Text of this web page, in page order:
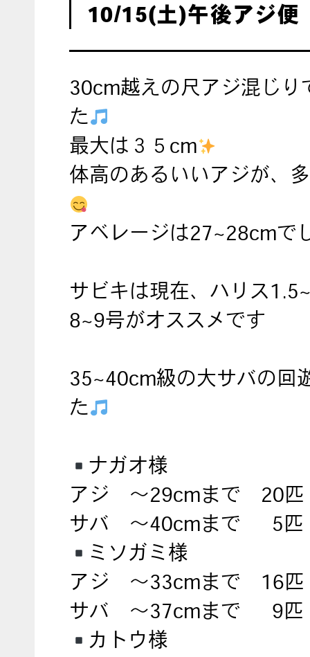
10/15(土)午後アジ便
30cm越えの尺アジ混じり
た
最大は３５cm
体高のあるいいアジが、
アベレージは27~28cmで
サビキは現在、ハリス
8~9号がオススメです
35~40cm級の大サバの回
た
ナガオ様
アジ ～29cmまで 20匹
サバ ～40cmまで 5匹
ミソガミ様
アジ ～33cmまで 16匹
サバ ～37cmまで 9匹
カトウ様